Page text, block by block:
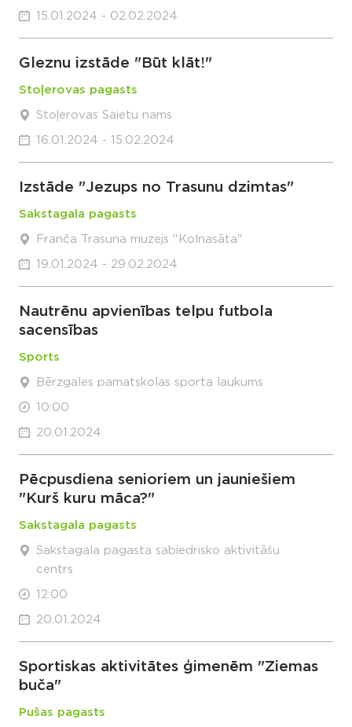
15.01.2024 - 02.02.2024
Gleznu izstāde "Būt klāt!"
Stoļerovas pagasts
Stoļerovas Saietu nams
16.01.2024 - 15.02.2024
Izstāde "Jezups no Trasunu dzimtas"
Sakstagala pagasts
Franča Trasuna muzejs "Kolnasāta"
19.01.2024 - 29.02.2024
Nautrēnu apvienības telpu futbola
sacensības
Sports
Bērzgales pamatskolas sporta laukums
10:00
20.01.2024
Pēcpusdiena senioriem un jauniešiem
"Kurš kuru māca?"
Sakstagala pagasts
Sakstagala pagasta sabiedrisko aktivitāšu
centrs
12:00
20.01.2024
Sportiskas aktivitātes ģimenēm "Ziemas
buča"
Pušas pagasts